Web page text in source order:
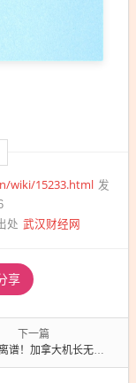
wiki/15233.html 发
处 武汉财经网
享
下一篇
长无证驾驶近17年：累计搭载过上万名乘客